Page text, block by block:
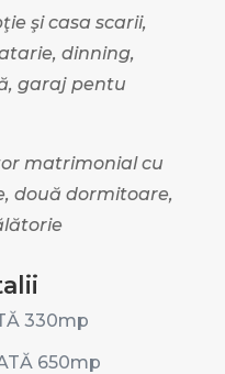
ţie şi casa scarii,
dinning,
garaj pentu
matrimonial cu
două dormitoare,
330mp
650mp